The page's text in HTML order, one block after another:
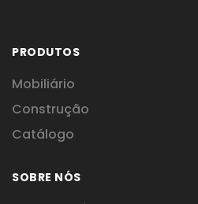
PRODUTOS
Mobiliário
Construção
Catálogo
SOBRE NÓS